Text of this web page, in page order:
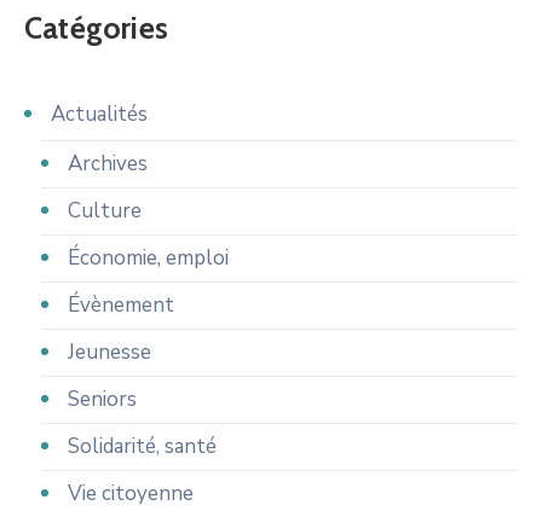
Catégories
Actualités
Archives
Culture
Économie, emploi
Évènement
Jeunesse
Seniors
Solidarité, santé
Vie citoyenne